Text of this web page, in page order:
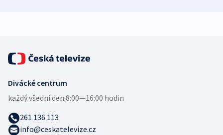
Divácké centrum
každý všední den:8:00—16:00 hodin
261 136 113
info@ceskatelevize.cz